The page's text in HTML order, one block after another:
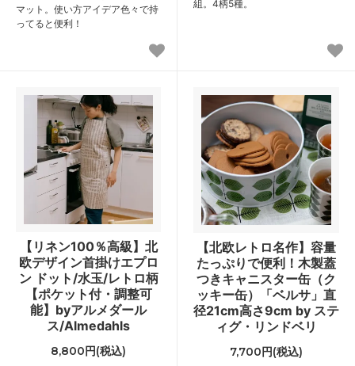
マット。使い方アイデア色々で持
ってると便利！
組。4柄5種。
【リネン100％高級】北
欧デザイン首掛けエプロ
ン ドット/水玉/レトロ柄
【ポケット付・調整可
能】byアルメダール
ス/Almedahls
8,800円(税込)
【北欧レトロ名作】容量
たっぷりで便利！木製蓋
つきキャニスター缶（ク
ッキー缶）「ベルサ」直
径21cm高さ9cm by ステ
ィグ・リンドベリ
7,700円(税込)